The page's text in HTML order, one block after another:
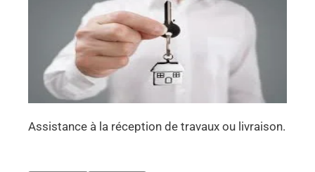
Assistance à la réception de travaux ou livraison.